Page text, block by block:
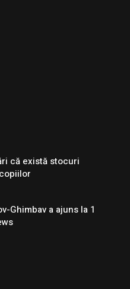
că există stocuri
Ghimbav a ajuns la 1